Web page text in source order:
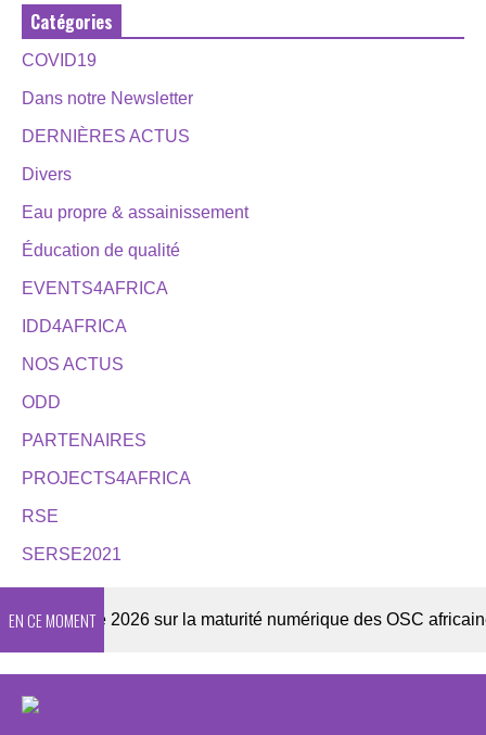
Catégories
COVID19
Dans notre Newsletter
DERNIÈRES ACTUS
Divers
Eau propre & assainissement
Éducation de qualité
EVENTS4AFRICA
IDD4AFRICA
NOS ACTUS
ODD
PARTENAIRES
PROJECTS4AFRICA
RSE
SERSE2021
EN CE MOMENT
Enquête 2026 sur la maturité numérique des OSC africaines